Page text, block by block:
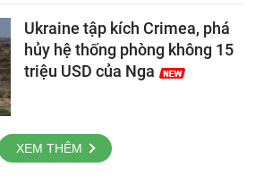
Ukraine tập kích Crimea, phá
hủy hệ thống phòng không 15
triệu USD của Nga
XEM THÊM